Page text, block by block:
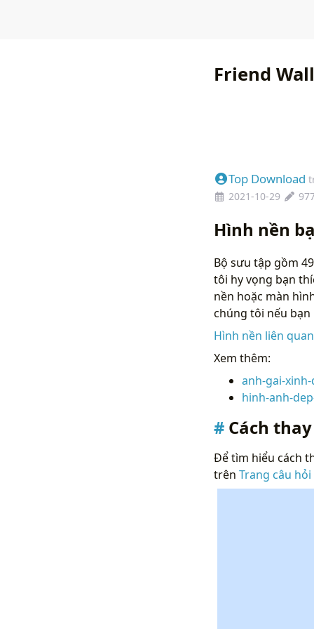
Friend
Top Download
2021-10-29
Hình nền
Bộ sưu tập gồm
tôi hy vọng bạn
nền hoặc màn
chúng tôi nếu
Hình nền liên
Xem thêm:
anh-gai-
hinh-anh-
Cách
Để tìm hiểu cách
trên Trang câu